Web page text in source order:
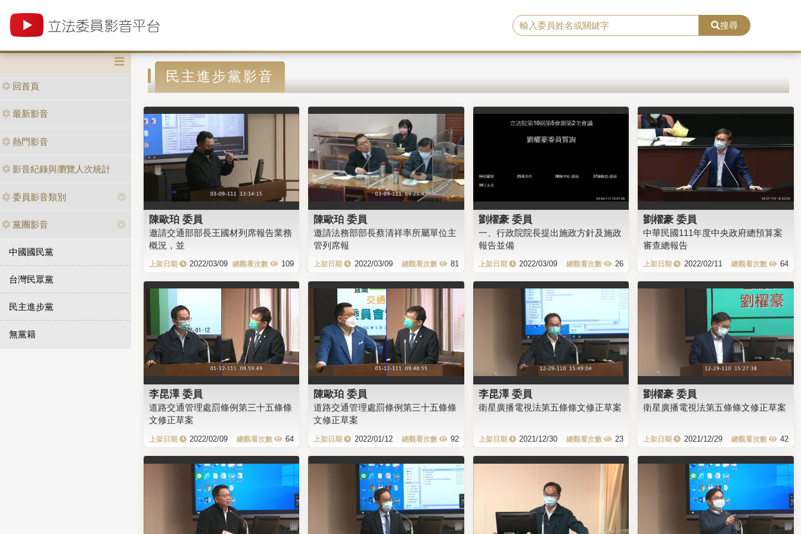
搜尋
回首頁
最新影音
熱門影音
影音紀錄與瀏覽人次統計
委員影音類別
黨團影音
中國國民黨
台灣民眾黨
民主進步黨
無黨籍
民主進步黨影音
陳歐珀 委員
邀請交通部部長王國材列席報告業務
概況，並
2022/03/09 109
陳歐珀 委員
邀請法務部部長蔡清祥率所屬單位主
管列席報
2022/03/09 81
劉櫂豪 委員
一、行政院院長提出施政方針及施政
報告並備
2022/03/09 26
劉櫂豪 委員
中華民國111年度中央政府總預算案
審查總報告
2022/02/11 64
李昆澤 委員
道路交通管理處罰條例第三十五條條
文修正草案
2022/02/09 64
陳歐珀 委員
道路交通管理處罰條例第三十五條條
文修正草案
2022/01/12 92
李昆澤 委員
衛星廣播電視法第五條條文修正草案
2021/12/30 23
劉櫂豪 委員
衛星廣播電視法第五條條文修正草案
2021/12/29 42